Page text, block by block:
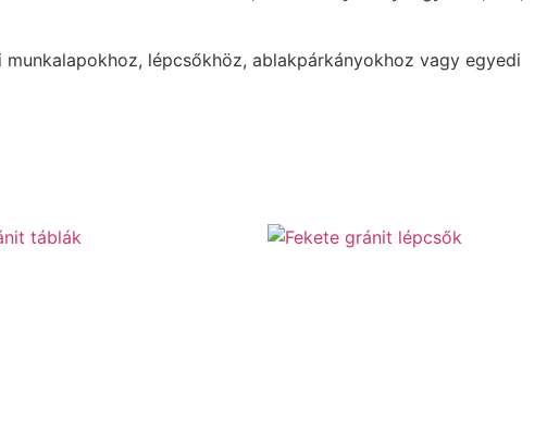
lépcsőkhöz, ablakpárkányokhoz vagy egyedi